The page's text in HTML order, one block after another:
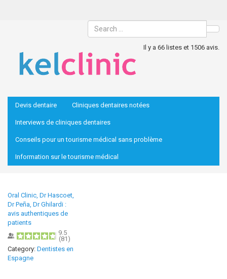
Il y a 66 listes et 1506 avis.
Devis dentaire Cliniques dentaires notées
Interviews de cliniques dentaires
Conseils pour un tourisme médical sans problème
Information sur le tourisme médical
Oral Clinic, Dr Hascoet,
Dr Peña, Dr Ghilardi :
avis authentiques de
patients
9.5
(81 )
Category: Dentistes en
Espagne